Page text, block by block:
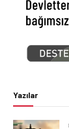
Yazılar